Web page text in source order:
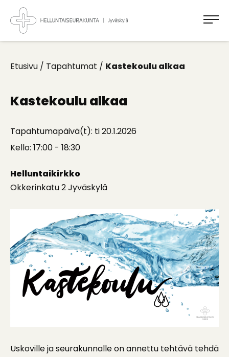
Takaisin
ylös
Jyväskylän
Helluntaiseurakunta
Koti
Etusivu / Tapahtumat / Kastekoulu alkaa
Kastekoulu alkaa
Tapahtumapäivä(t): ti 20.1.2026
Kello: 17:00 - 18:30
Helluntaikirkko
Okkerinkatu 2 Jyväskylä
Uskoville ja seurakunnalle on annettu tehtävä tehdä